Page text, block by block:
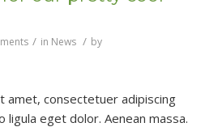
/ in News / by
amet, consectetuer adipiscing
ligula eget dolor. Aenean massa.